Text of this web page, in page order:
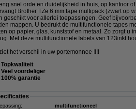
snel orde en duidelijkheid in huis, op kantoor
Brother TZe 6 mm tape multipack (zwart op
geschikt voor allerlei toepassingen. Geef
mappen. U bedrukt de multifunctionele tapes
op papier, glas, kunststof en metaal. Zo zorgt
Met deze multifunctionele labels van 123inkt
het verschil in uw portemonnee !!!!
Topkwaliteit
Veel voordeliger
100% garantie
multifunctioneel